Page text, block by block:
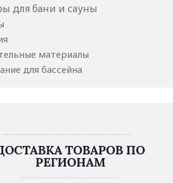
для бани и сауны
материалы
для бассейна
ТОВАРОВ ПО
РЕГИОНАМ